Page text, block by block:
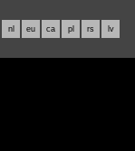
nl eu ca pl rs lv